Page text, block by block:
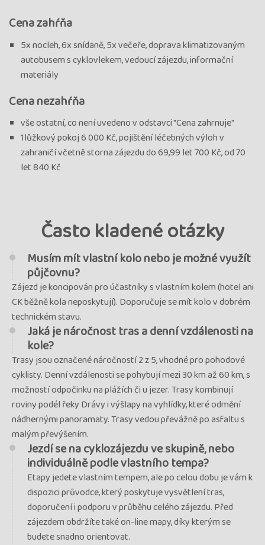
Cena zahŕňa
5x nocleh, 6x snídaně, 5x večeře, doprava klimatizovaným
autobusem s cyklovlekem, vedoucí zájezdu, informační
materiály
Cena nezahŕňa
vše ostatní, co není uvedeno v odstavci "Cena zahrnuje"
1lůžkový pokoj 6 000 Kč, pojištění léčebných výloh v
zahraničí včetně storna zájezdu do 69,99 let 700 Kč, od 70
let 840 Kč
Často kladené otázky
Musím mít vlastní kolo nebo je možné využít
půjčovnu?
Zájezd je koncipován pro účastníky s vlastním kolem (hotel ani
CK běžně kola neposkytují). Doporučuje se mít kolo v dobrém
technickém stavu.
Jaká je náročnost tras a denní vzdálenosti na
kole?
Trasy jsou označené náročností 2 z 5, vhodné pro pohodové
cyklisty. Denní vzdálenosti se pohybují mezi 30 km až 60 km, s
možností odpočinku na plážích či u jezer. Trasy kombinují
roviny podél řeky Drávy i výšlapy na vyhlídky, které odmění
nádhernými panoramaty. Trasy vedou převážně po asfaltu s
malým převýšením.
Jezdí se na cyklozájezdu ve skupině, nebo
individuálně podle vlastního tempa?
Etapy jedete vlastním tempem, ale po celou dobu je vám k
dispozici průvodce, který poskytuje vysvětlení tras,
doporučení i podporu v průběhu celého zájezdu. Před
zájezdem obdržíte také on-line mapy, díky kterým se
budete snadno orientovat.